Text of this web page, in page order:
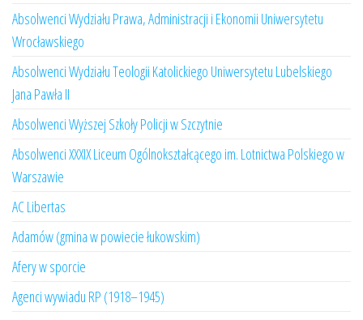
Absolwenci Wydziału Prawa, Administracji i Ekonomii Uniwersytetu
Wrocławskiego
Absolwenci Wydziału Teologii Katolickiego Uniwersytetu Lubelskiego
Jana Pawła II
Absolwenci Wyższej Szkoły Policji w Szczytnie
Absolwenci XXXIX Liceum Ogólnokształcącego im. Lotnictwa Polskiego w
Warszawie
AC Libertas
Adamów (gmina w powiecie łukowskim)
Afery w sporcie
Agenci wywiadu RP (1918–1945)